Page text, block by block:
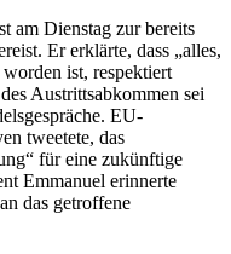
am Dienstag zur bereits
Er erklärte, dass „alles,
ist, respektiert
Austrittsabkommen sei
EU-
tweetete, das
für eine zukünftige
Emmanuel erinnerte
das getroffene